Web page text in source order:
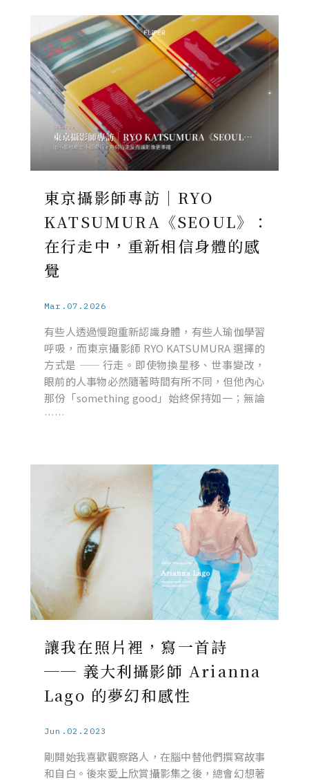
東京攝影師專訪｜RYO
KATSUMURA《SEOUL》：
在行走中，重新相信身體的感
覺
Mar.07.2026
有些人透過慢跑重新認識身體，有些人瑜伽學習
呼吸，而東京攝影師 RYO KATSUMURA 選擇的
方式是 —— 行走。即使物換星移、世事變改，
眼前的人事物必然隨著時間有所不同，但他內心
那份「something good」始終保持如一；無論
……
讓我在照片裡，寫一首詩
── 義大利攝影師 Arianna
Lago 的夢幻和感性
Jun.02.2023
剛開始我喜歡觀察路人，在腦中替他們撰寫故事
和自白。後來愛上欣賞攝影集之後，總會幻想著